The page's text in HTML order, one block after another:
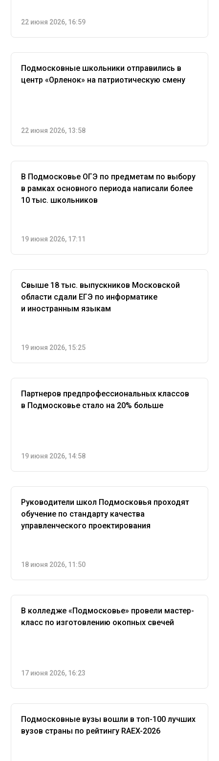
22 июня 2026, 16:59
Подмосковные школьники отправились в
центр «Орленок» на патриотическую смену
22 июня 2026, 13:58
В Подмосковье ОГЭ по предметам по выбору
в рамках основного периода написали более
10 тыс. школьников
19 июня 2026, 17:11
Свыше 18 тыс. выпускников Московской
области сдали ЕГЭ по информатике
и иностранным языкам
19 июня 2026, 15:25
Партнеров предпрофессиональных классов
в Подмосковье стало на 20% больше
19 июня 2026, 14:58
Руководители школ Подмосковья проходят
обучение по стандарту качества
управленческого проектирования
18 июня 2026, 11:50
В колледже «Подмосковье» провели мастер-
класс по изготовлению окопных свечей
17 июня 2026, 16:23
Подмосковные вузы вошли в топ-100 лучших
вузов страны по рейтингу RAEX-2026